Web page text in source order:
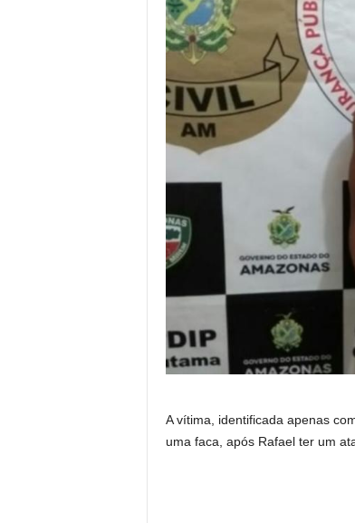
A vítima, identificada apenas
uma faca, após Rafael ter um